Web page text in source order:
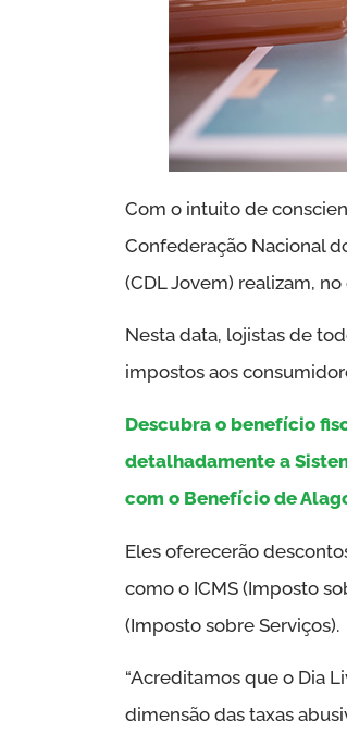
Com o intuito de
Confederação Nacional
(CDL Jovem) realizam,
Nesta data, lojistas de
impostos aos
Descubra o benefício
detalhadamente a
com o Benefício de
Eles oferecerão
como o ICMS (Imposto
(Imposto sobre Serviços).
“Acreditamos que o Dia
dimensão das taxas